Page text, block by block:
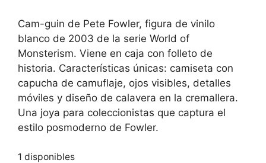
Cam-guin de Pete Fowler, figura de vinilo
blanco de 2003 de la serie World of
Monsterism. Viene en caja con folleto de
historia. Características únicas: camiseta con
capucha de camuflaje, ojos visibles, detalles
móviles y diseño de calavera en la cremallera.
Una joya para coleccionistas que captura el
estilo posmoderno de Fowler.
1 disponibles